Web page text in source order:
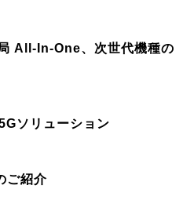
All-In-One、次世代機種の
ソリューション
ご紹介